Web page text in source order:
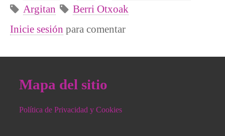
Argitan
Berri Otxoak
Inicie sesión para comentar
Mapa del sitio
Política de Privacidad y Cookies